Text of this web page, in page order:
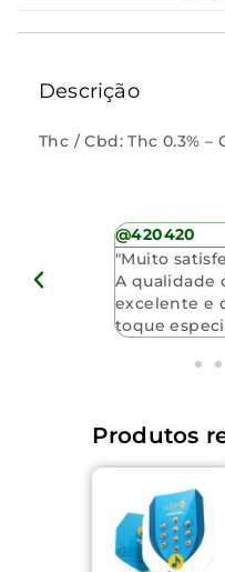
Descrição
Thc / Cbd: Thc 0.3% –
é
@420420
"Muito
A qualidade
excelente e
toque
Produtos